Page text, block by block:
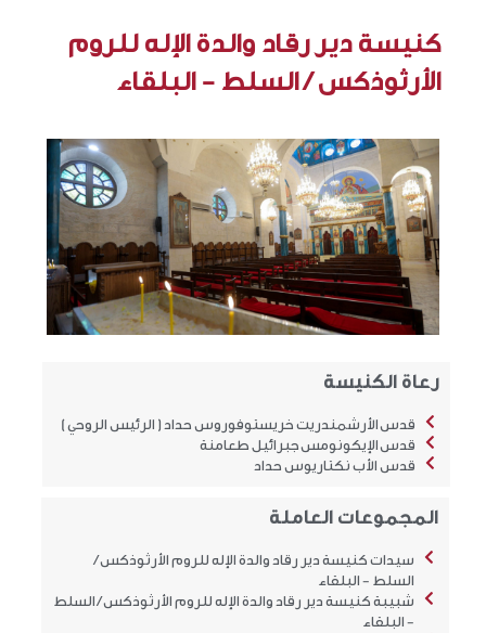
كنيسة دير رقاد والدة الإله للروم
الأرثوذكس / السلط - البلقاء
رعاة الكنيسة
قدس الأرشمندريت خريستوفوروس حداد ( الرئيس الروحي )
قدس الإيكونومس جبرائيل طعامنة
قدس الأب نكتاريوس حداد
المجموعات العاملة
سيدات كنيسة دير رقاد والدة الإله للروم الأرثوذكس /
السلط - البلقاء
شبيبة كنيسة دير رقاد والدة الإله للروم الأرثوذكس / السلط
- البلقاء